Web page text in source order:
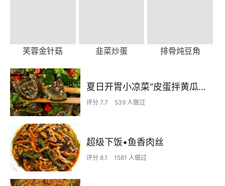
芙蓉金针菇 韭菜炒蛋 排骨炖豆角
夏日开胃小凉菜“皮蛋拌黄瓜🥒”开胃减脂
评分 7.7 539 人做过
超级下饭•鱼香肉丝
评分 8.1 1581 人做过